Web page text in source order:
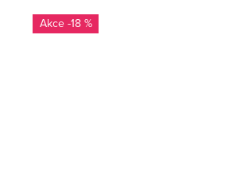
-18 %